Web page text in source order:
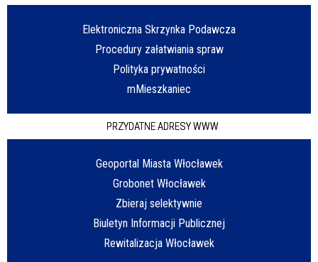
Elektroniczna Skrzynka Podawcza
Procedury załatwiania spraw
Polityka prywatności
mMieszkaniec
PRZYDATNE ADRESY WWW
Geoportal Miasta Włocławek
Grobonet Włocławek
Zbieraj selektywnie
Biuletyn Informacji Publicznej
Rewitalizacja Włocławek